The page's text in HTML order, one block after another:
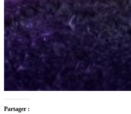
Partager :